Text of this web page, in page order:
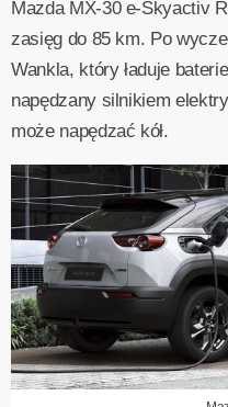
Mazda MX-30 e-Skyactiv
zasięg do 85 km. Po
Wankla, który ładuje
napędzany silnikiem
może napędzać kół.